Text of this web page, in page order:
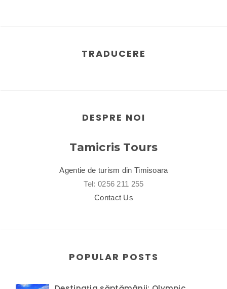
TRADUCERE
DESPRE NOI
Tamicris Tours
Agentie de turism din Timisoara
Tel: 0256 211 255
Contact Us
POPULAR POSTS